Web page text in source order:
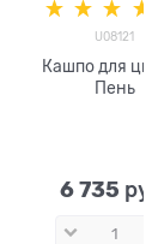
U08121
Кашпо для
Пень
6 735